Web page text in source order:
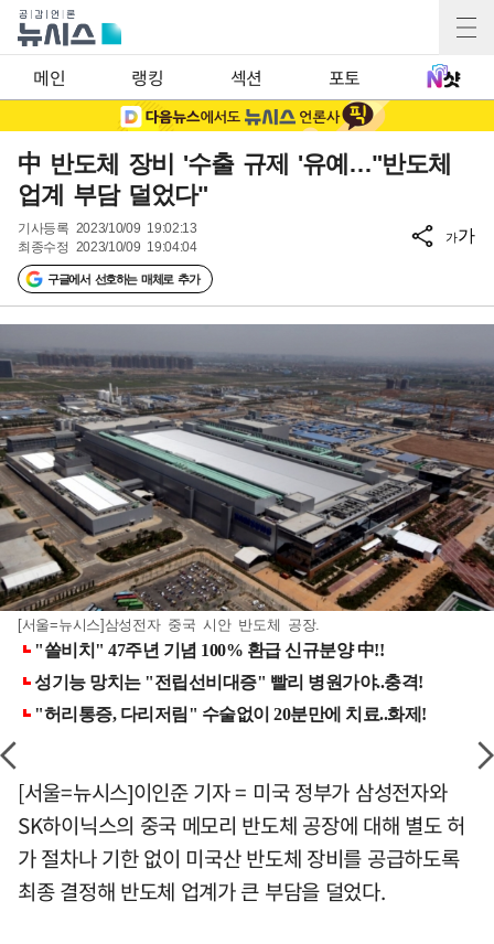
메인 랭킹 섹션 포토
中 반도체 장비 '수출 규제 '유예…"반도체
업계 부담 덜었다"
기사등록 2023/10/09 19:02:13
최종수정 2023/10/09 19:04:04
구글에서 선호하는 매체로 추가
가가
[서울=뉴시스]삼성전자 중국 시안 반도체 공장.
[서울=뉴시스]이인준 기자 = 미국 정부가 삼성전자와
SK하이닉스의 중국 메모리 반도체 공장에 대해 별도 허
가 절차나 기한 없이 미국산 반도체 장비를 공급하도록
최종 결정해 반도체 업계가 큰 부담을 덜었다.